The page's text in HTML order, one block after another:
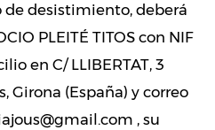
de desistimiento, deberá
PLEITÉ TITOS con NIF
en C/ LLIBERTAT, 3
Girona (España) y correo
, su